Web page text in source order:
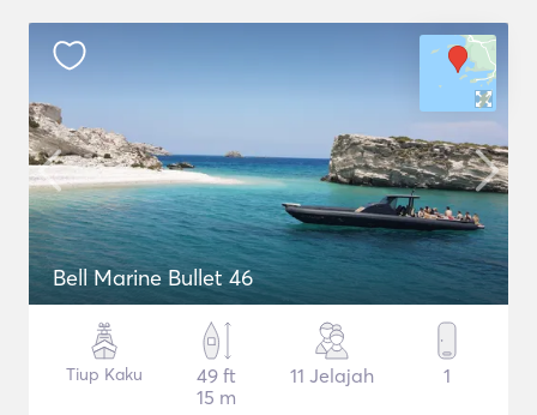
Bell Marine Bullet 46
Tiup Kaku
49 ft
15 m
11 Jelajah 1